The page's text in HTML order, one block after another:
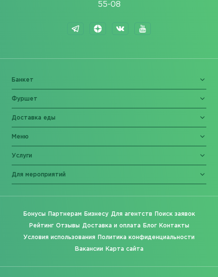
55-08
Банкет
Фуршет
Доставка еды
Меню
Услуги
Для мероприятий
Бонусы Партнерам Бизнесу Для агентств Поиск заявок
Рейтинг Отзывы Доставка и оплата Блог Контакты
Условия использования Политика конфиденциальности
Вакансии Карта сайта